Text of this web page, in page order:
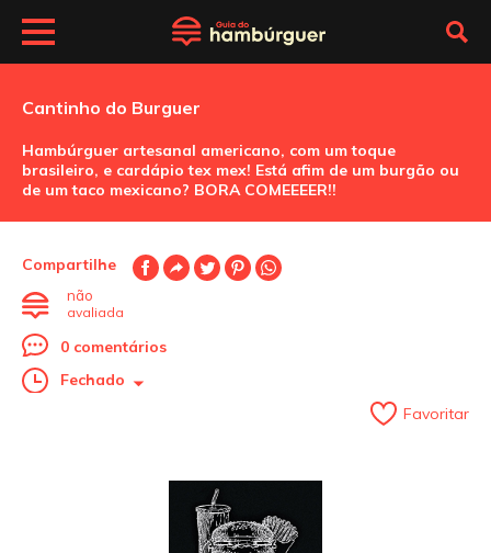
Cantinho do Burguer
Hambúrguer artesanal americano, com um toque
brasileiro, e cardápio tex mex! Está afim de um burgão ou
de um taco mexicano? BORA COMEEEER!!
Compartilhe
não
avaliada
0 comentários
Fechado
Favoritar